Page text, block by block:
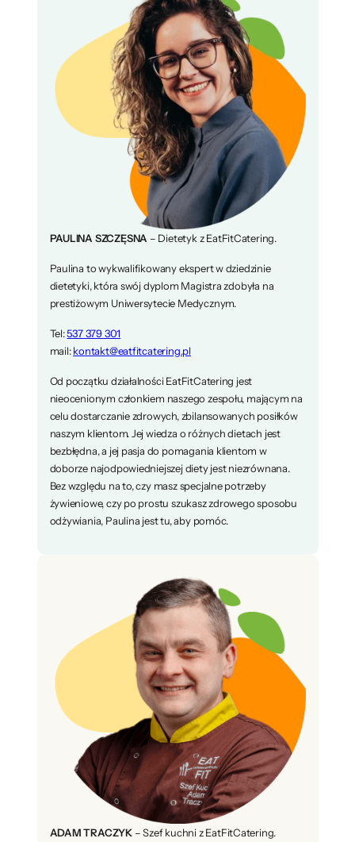
PAULINA SZCZĘSNA – Dietetyk z EatFitCatering.
Paulina to wykwalifikowany ekspert w dziedzinie
dietetyki, która swój dyplom Magistra zdobyła na
prestiżowym Uniwersytecie Medycznym.
Tel:537 379 301
mail:kontakt@eatfitcatering.pl
Od początku działalności EatFitCatering jest
nieocenionym członkiem naszego zespołu, mającym na
celu dostarczanie zdrowych, zbilansowanych posiłków
naszym klientom. Jej wiedza o różnych dietach jest
bezbłędna, a jej pasja do pomagania klientom w
doborze najodpowiedniejszej diety jest niezrównana.
Bez względu na to, czy masz specjalne potrzeby
żywieniowe, czy po prostu szukasz zdrowego sposobu
odżywiania, Paulina jest tu, aby pomóc.
ADAM TRACZYK– Szef kuchni z EatFitCatering.